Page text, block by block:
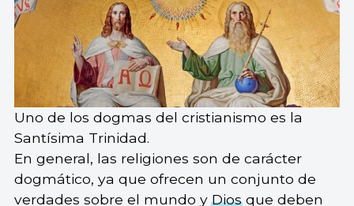
Uno de los dogmas del cristianismo es la
Santísima Trinidad.
En general, las religiones son de carácter
dogmático, ya que ofrecen un conjunto de
verdades sobre el mundo yDiosque deben